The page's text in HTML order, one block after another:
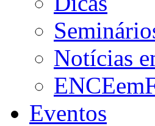
Notícias
Eventos